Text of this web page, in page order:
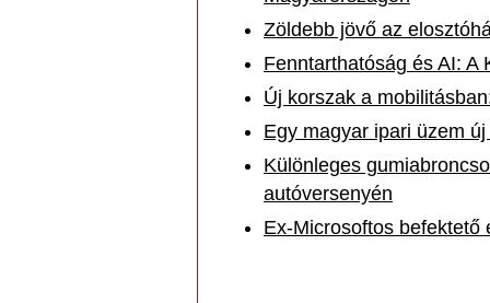
Zöldebb jövő az
Fenntarthatóság és AI: A
Új korszak a
Egy magyar ipari üzem
Különleges
autóversenyén
Ex-Microsoftos befektető